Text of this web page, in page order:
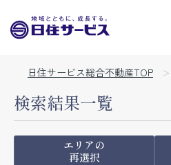
日住サービス総合不動産TOP
検索結果一覧
エリアの
再選択